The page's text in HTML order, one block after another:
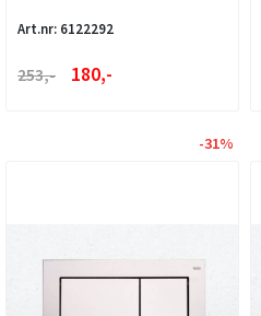
Art.nr: 6122292
253,- 180,-
-31%